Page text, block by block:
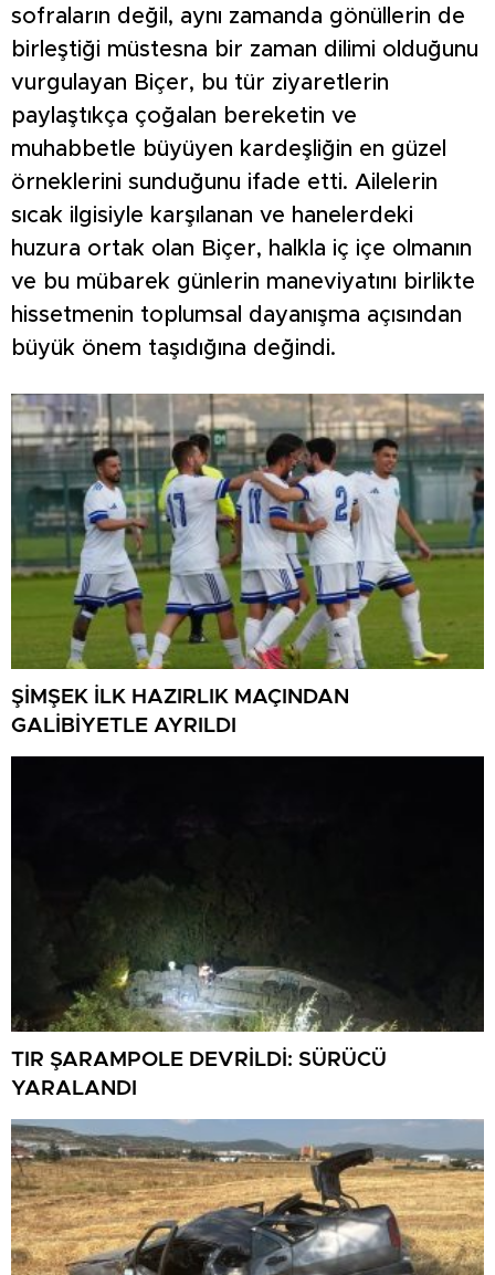
sofraların değil, aynı zamanda gönüllerin de
birleştiği müstesna bir zaman dilimi olduğunu
vurgulayan Biçer, bu tür ziyaretlerin
paylaştıkça çoğalan bereketin ve
muhabbetle büyüyen kardeşliğin en güzel
örneklerini sunduğunu ifade etti. Ailelerin
sıcak ilgisiyle karşılanan ve hanelerdeki
huzura ortak olan Biçer, halkla iç içe olmanın
ve bu mübarek günlerin maneviyatını birlikte
hissetmenin toplumsal dayanışma açısından
büyük önem taşıdığına değindi.
ŞİMŞEK İLK HAZIRLIK MAÇINDAN
GALİBİYETLE AYRILDI
TIR ŞARAMPOLE DEVRİLDİ: SÜRÜCÜ
YARALANDI